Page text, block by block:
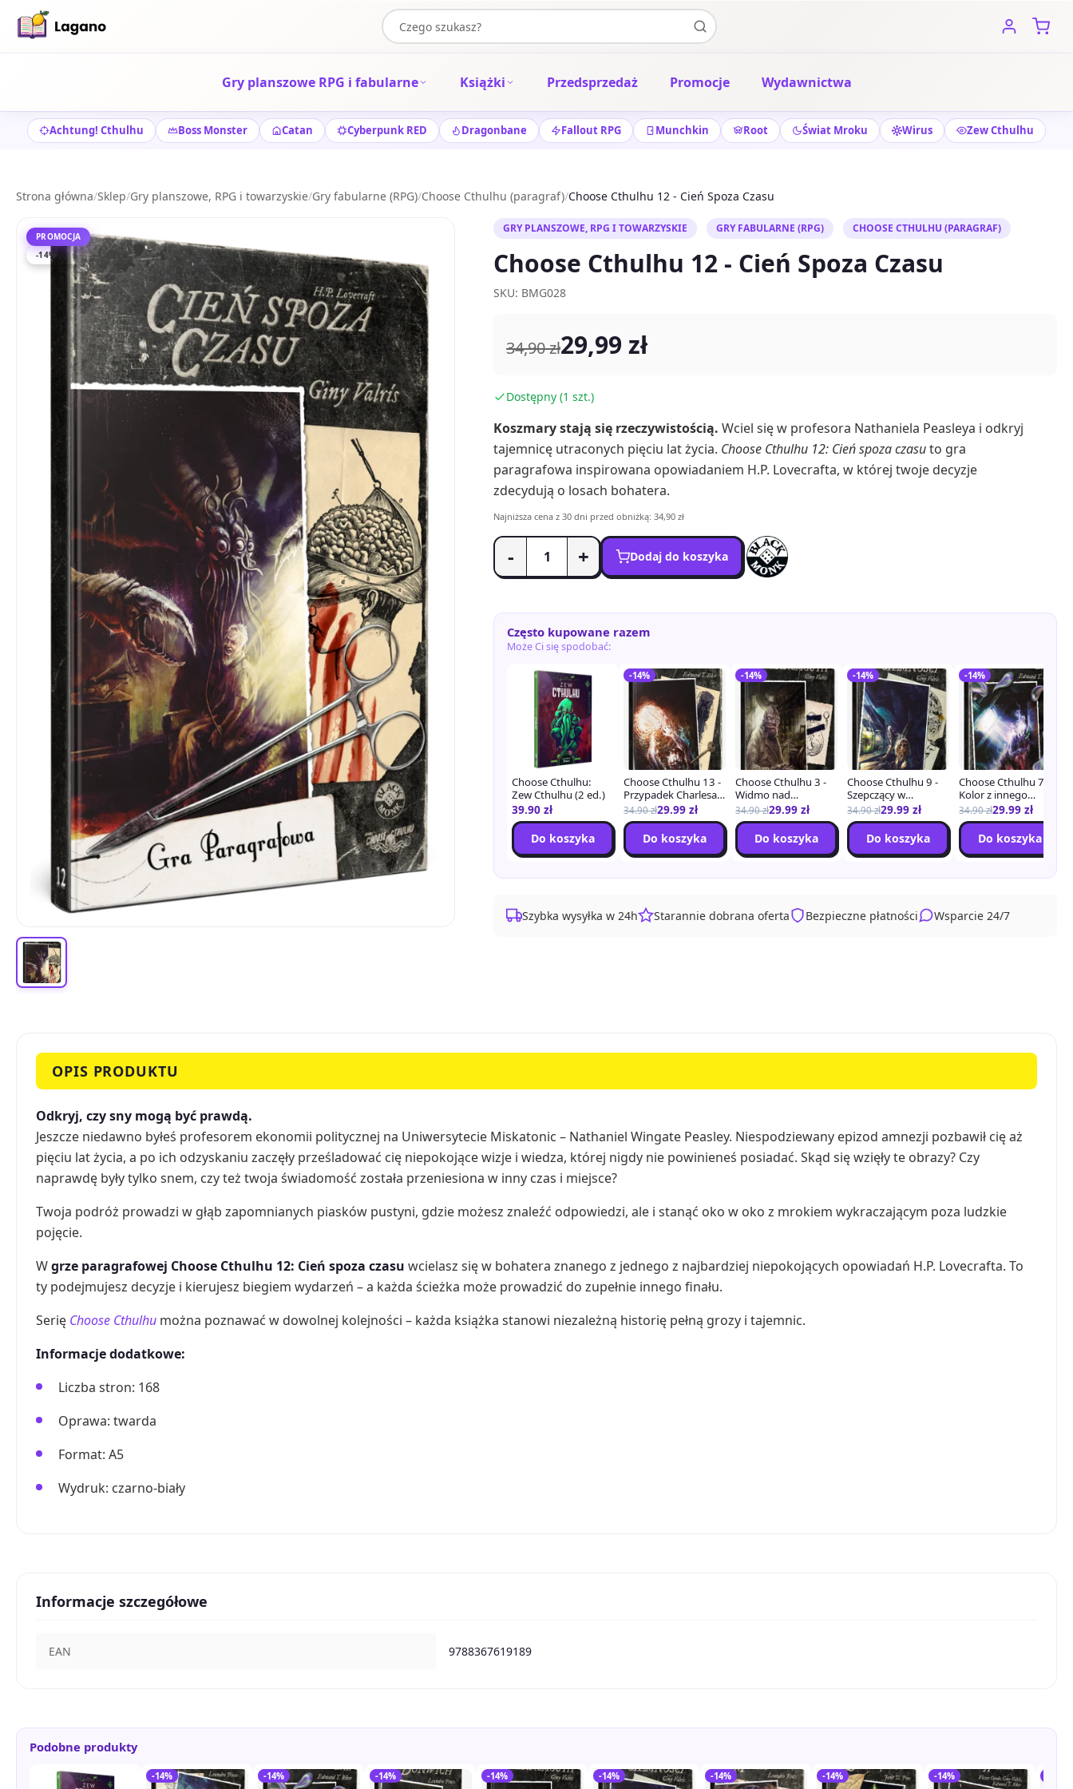
Gry planszowe RPG i fabularne Książki Przedsprzedaż Promocje Wydawnictwa
Achtung! Cthulhu Boss Monster Catan Cyberpunk RED Dragonbane Fallout RPG Munchkin Root Świat Mroku Wirus Zew Cthulhu
Strona główna/Sklep/Gry planszowe, RPG i towarzyskie/Gry fabularne (RPG)/Choose Cthulhu (paragraf)/Choose Cthulhu 12 - Cień Spoza Czasu
PROMOCJA
-14%
GRY PLANSZOWE, RPG I TOWARZYSKIE GRY FABULARNE (RPG) CHOOSE CTHULHU (PARAGRAF)
Choose Cthulhu 12 - Cień Spoza Czasu
SKU: BMG028
34,90 zł29,99 zł
Dostępny (1 szt.)
Koszmary stają się rzeczywistością. Wciel się w profesora Nathanie­la Peasleya i odkryj
tajemnicę utraconych pięciu lat życia. Choose Cthulhu 12: Cień spoza czasuto gra
paragrafowa inspirowana opowiadaniem H.P. Lovecrafta, w której twoje decyzje
zdecydują o losach bohatera.
Najniższa cena z 30 dni przed obniżką: 34,90 zł
- + Dodaj do koszyka
Często kupowane razem
Może Ci się spodobać:
Choose Cthulhu:
Zew Cthulhu (2 ed.)
39.90zł
Do koszyka
-14%
Choose Cthulhu 13 -
Przypadek Charlesa
D. Warda
34.90zł29.99zł
Do koszyka
-14%
Choose Cthulhu 3 -
Widmo nad
Innsmouth
34.90zł29.99zł
Do koszyka
-14%
Choose Cthulhu 9 -
Szepczący w
Ciemności
34.90zł29.99zł
Do koszyka
-14%
Choose Cthulhu 7 -
Kolor z innego
Wszechświata
34.90zł29.99zł
Do koszyka
Szybka wysyłka w 24h Starannie dobrana oferta Bezpieczne płatności Wsparcie 24/7
OPIS PRODUKTU
Odkryj, czy sny mogą być prawdą.
Jeszcze niedawno byłeś profesorem ekonomii politycznej na Uniwersytecie Miskatonic – Nathaniel Wingate Peasley. Niespodziewany epizod amnezji pozbawił cię aż
pięciu lat życia, a po ich odzyskaniu zaczęły prześladować cię niepokojące wizje i wiedza, której nigdy nie powinieneś posiadać. Skąd się wzięły te obrazy? Czy
naprawdę były tylko snem, czy też twoja świadomość została przeniesiona w inny czas i miejsce?
Twoja podróż prowadzi w głąb zapomnianych piasków pustyni, gdzie możesz znaleźć odpowiedzi, ale i stanąć oko w oko z mrokiem wykraczającym poza ludzkie
pojęcie.
Wgrze paragrafowej Choose Cthulhu 12: Cień spoza czasu wcielasz się w bohatera znanego z jednego z najbardziej niepokojących opowiadań H.P. Lovecrafta. To
ty podejmujesz decyzje i kierujesz biegiem wydarzeń – a każda ścieżka może prowadzić do zupełnie innego finału.
Serię Choose Cthulhu można poznawać w dowolnej kolejności – każda książka stanowi niezależną historię pełną grozy i tajemnic.
Informacje dodatkowe:
Liczba stron: 168
Oprawa: twarda
Format: A5
Wydruk: czarno-biały
Informacje szczegółowe
EAN 9788367619189
Podobne produkty
-14% -14% -14% -14% -14% -14% -14% -14%